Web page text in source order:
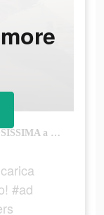
HO PROPOSTO UNA SFIDA RISCHIOSISSIMA a DADDA Scarica Match Masters dal link qui sotto! #ad #matchmasters @Match Masters
#ad